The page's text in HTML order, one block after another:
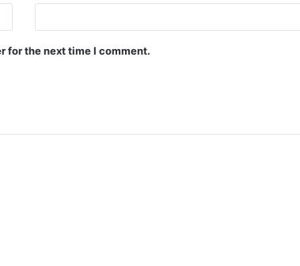
for the next time I comment.